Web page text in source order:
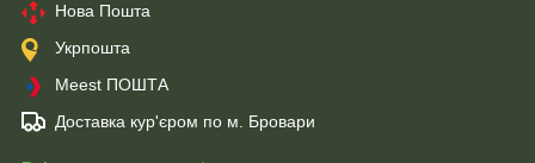
Нова Пошта
Укрпошта
Meest ПОШТА
Доставка кур'єром по м. Бровари